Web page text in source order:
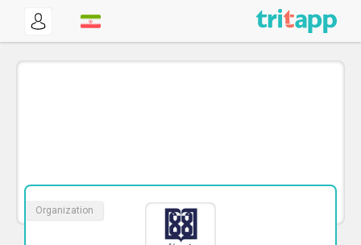
Organization